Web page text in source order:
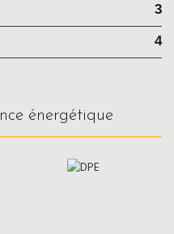
3
4
énergétique